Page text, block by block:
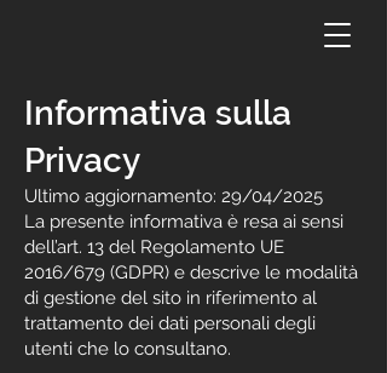
Informativa sulla
Privacy
Ultimo aggiornamento: 29/04/2025
La presente informativa è resa ai sensi
dell’art. 13 del Regolamento UE
2016/679 (GDPR) e descrive le modalità
di gestione del sito in riferimento al
trattamento dei dati personali degli
utenti che lo consultano.